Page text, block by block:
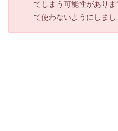
てしまう可能性があり
て使わないようにしまし